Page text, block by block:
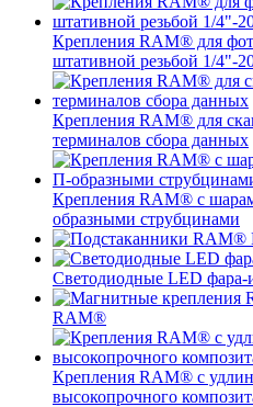
Крепления RAM® для
штативной резьбой 1/4"-
Крепления RAM® для
терминалов сбора данных
Крепления RAM® с
образными струбцинами
Светодиодные LED
RAM®
Крепления RAM® с
высокопрочного